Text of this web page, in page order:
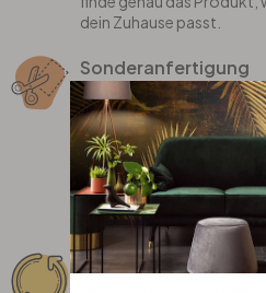
dein Zuhause passt.
Sonderanfertigung
Bei uns erhältst du
auf dich zugeschnitten
Lieblingsspruch, dein
coole Wanddekoration
Oder bist du auf der
Teppich, der perfekt in
einfach, was du dir
Rückgaberecht